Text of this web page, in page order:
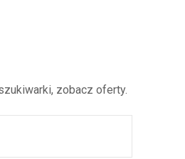
zobacz oferty.